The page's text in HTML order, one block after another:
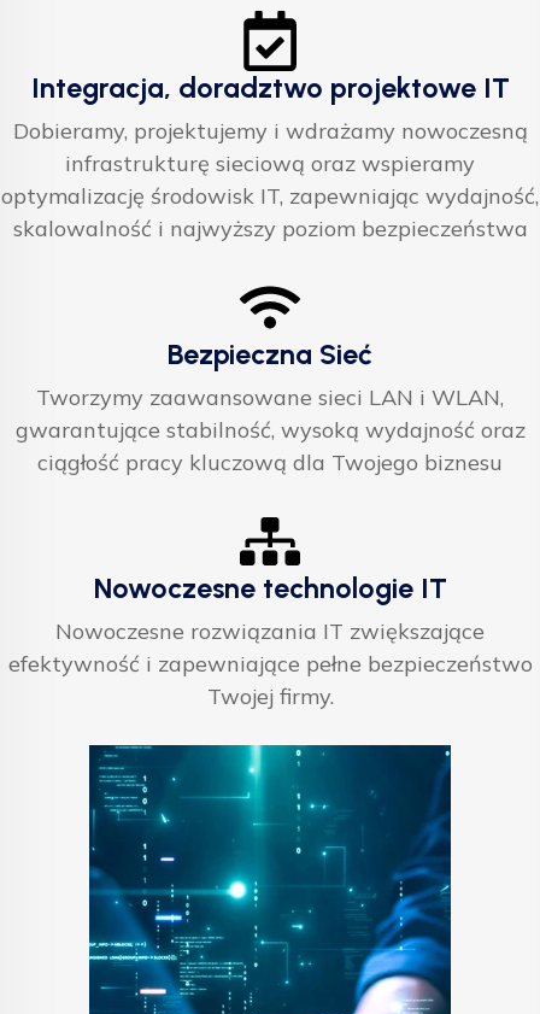
Integracja, doradztwo projektowe IT
Dobieramy, projektujemy i wdrażamy nowoczesną
infrastrukturę sieciową oraz wspieramy
optymalizację środowisk IT, zapewniając wydajność,
skalowalność i najwyższy poziom bezpieczeństwa
Bezpieczna Sieć
Tworzymy zaawansowane sieci LAN i WLAN,
gwarantujące stabilność, wysoką wydajność oraz
ciągłość pracy kluczową dla Twojego biznesu
Nowoczesne technologie IT
Nowoczesne rozwiązania IT zwiększające
efektywność i zapewniające pełne bezpieczeństwo
Twojej firmy.